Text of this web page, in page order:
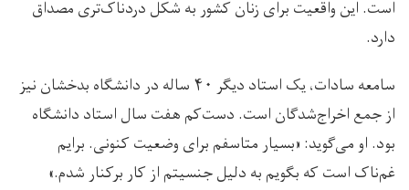
است. این واقعیت برای زنان کشور به شکل دردناک‌تری مصداق
دارد.
سامعه سادات، یک استاد دیگر ۴۰ ساله در دانشگاه بدخشان نیز
از جمع اخراج‌شدگان است. دست‌کم هفت سال استاد دانشگاه
بود. او می‌گوید: «بسیار متاسفم برای وضعیت کنونی. برایم
غم‌ناک است که بگویم به دلیل جنسیتم از کار برکنار شدم.»